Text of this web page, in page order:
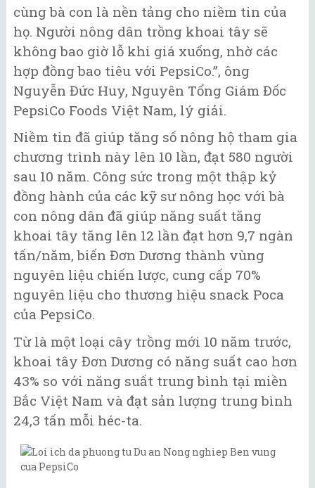
cùng bà con là nền tảng cho niềm tin của
họ. Người nông dân trồng khoai tây sẽ
không bao giờ lỗ khi giá xuống, nhờ các
hợp đồng bao tiêu với PepsiCo.”, ông
Nguyễn Đức Huy, Nguyên Tổng Giám Đốc
PepsiCo Foods Việt Nam, lý giải.
Niềm tin đã giúp tăng số nông hộ tham gia
chương trình này lên 10 lần, đạt 580 người
sau 10 năm. Công sức trong một thập kỷ
đồng hành của các kỹ sư nông học với bà
con nông dân đã giúp năng suất tăng
khoai tây tăng lên 12 lần đạt hơn 9,7 ngàn
tấn/năm, biến Đơn Dương thành vùng
nguyên liệu chiến lược, cung cấp 70%
nguyên liệu cho thương hiệu snack Poca
của PepsiCo.
Từ là một loại cây trồng mới 10 năm trước,
khoai tây Đơn Dương có năng suất cao hơn
43% so với năng suất trung bình tại miền
Bắc Việt Nam và đạt sản lượng trung bình
24,3 tấn mỗi héc-ta.